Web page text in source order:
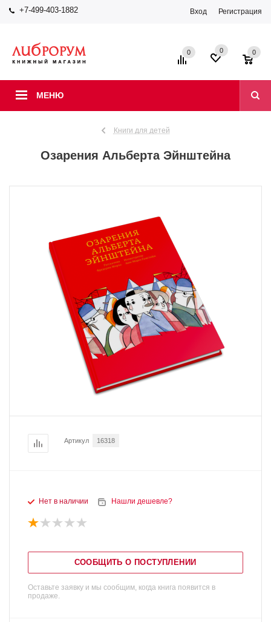
+7-499-403-1882 Вход Регистрация
МЕНЮ
0 0 0
Книги для детей
Озарения Альберта Эйнштейна
Артикул 16318
Нет в наличии Нашли дешевле?
СООБЩИТЬ О ПОСТУПЛЕНИИ
Оставьте заявку и мы сообщим, когда книга появится в
продаже.